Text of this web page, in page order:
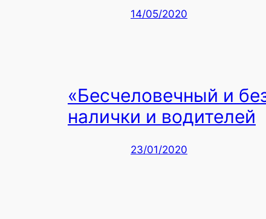
14/05/2020
«Бесчеловечный и
налички и водителей
23/01/2020